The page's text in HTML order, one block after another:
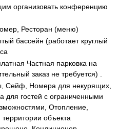
организовать конференцию
Ресторан (меню)
бассейн (работает круглый
Частная парковка на
заказ не требуется) .
Сейф, Номера для некурящих,
для гостей с ограниченными
Отопление,
объекта